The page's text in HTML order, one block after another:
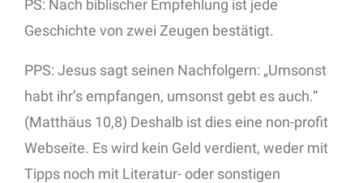
PS: Nach biblischer Empfehlung ist jede
Geschichte von zwei Zeugen bestätigt.
PPS: Jesus sagt seinen Nachfolgern: „Umsonst
habt ihr’s empfangen, umsonst gebt es auch.“
(Matthäus 10,8) Deshalb ist dies eine non-profit
Webseite. Es wird kein Geld verdient, weder mit
Tipps noch mit Literatur- oder sonstigen